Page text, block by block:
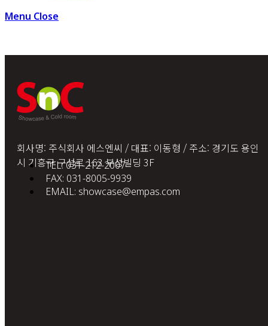
Menu Close
회사명: 주식회사 에스엔씨 / 대표: 이동형 / 주소: 경기도 용인
시 기흥구 구성로 163 부성빌딩 3F
TEL: 031-212-2007
FAX: 031-8005-9939
EMAIL: showcase@empas.com